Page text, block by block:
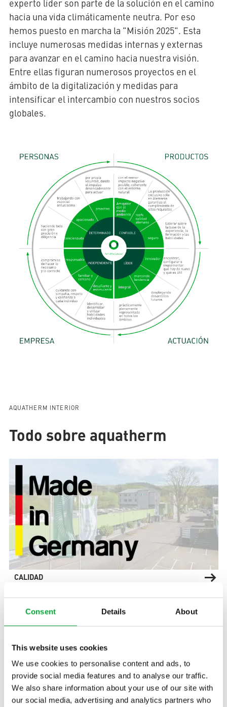
Consent Details About
This website uses cookies
We use cookies to personalise content and ads, to
provide social media features and to analyse our traffic.
We also share information about your use of our site with
our social media, advertising and analytics partners who
experto líder son parte de la solución en el camino
hacia una vida climáticamente neutra. Por eso
hemos puesto en marcha la "Misión 2025". Esta
incluye numerosas medidas internas y externas
para avanzar en el camino hacia nuestra visión.
Entre ellas figuran numerosos proyectos en el
ámbito de la digitalización y medidas para
intensificar el intercambio con nuestros socios
globales.
AQUATHERM INTERIOR
Todo sobre aquatherm
CALIDAD